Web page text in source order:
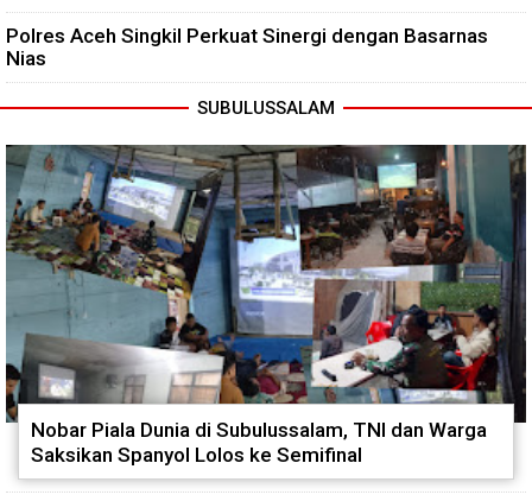
Polres Aceh Singkil Perkuat Sinergi dengan Basarnas
Nias
SUBULUSSALAM
Nobar Piala Dunia di Subulussalam, TNI dan Warga
Saksikan Spanyol Lolos ke Semifinal